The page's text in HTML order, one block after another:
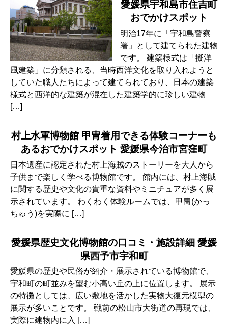
愛媛県宇和島市住吉町
おでかけスポット
明治17年に「宇和島警察
署」として建てられた建物
です。 建築様式は「擬洋
風建築」に分類される、当時西洋文化を取り入れようと
していた職人たちによって建てられており、日本の建築
様式と西洋的な建築が混在した建築学的に珍しい建物
[…]
村上水軍博物館 甲冑着用できる体験コーナーも
あるおでかけスポット 愛媛県今治市宮窪町
日本遺産に認定された村上海賊のストーリーを大人から
子供まで楽しく学べる博物館です。 館内には、村上海賊
に関する歴史や文化の貴重な資料やミニチュアが多く展
示されています。 わくわく体験ルームでは、甲冑(かっ
ちゅう)を実際に […]
愛媛県歴史文化博物館の口コミ・施設詳細 愛媛
県西予市宇和町
愛媛県の歴史や民俗が紹介・展示されている博物館で、
宇和町の町並みを望む小高い丘の上に位置します。 展示
の特徴としては、広い敷地を活かした実物大復元模型の
展示が多いことです。 戦前の松山市大街道の再現では、
実際に建物内に入 […]